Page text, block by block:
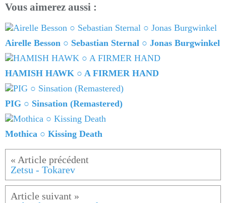
Vous aimerez aussi :
Airelle Besson ○ Sebastian Sternal ○ Jonas Burgwinkel
HAMISH HAWK ○ A FIRMER HAND
PIG ○ Sinsation (Remastered)
Mothica ○ Kissing Death
Zetsu - Tokarev